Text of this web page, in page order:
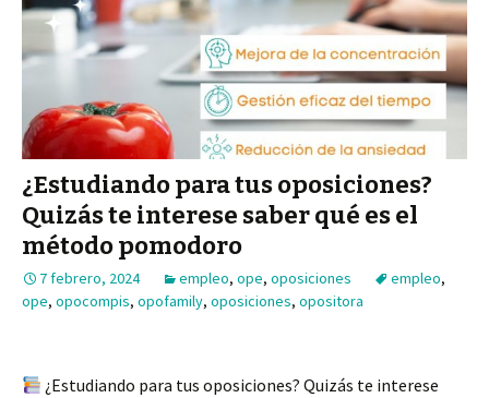
¿Estudiando para tus oposiciones?
Quizás te interese saber qué es el
método pomodoro
7 febrero, 2024 empleo, ope, oposiciones empleo,
ope, opocompis, opofamily, oposiciones, opositora
¿Estudiando para tus oposiciones? Quizás te interese